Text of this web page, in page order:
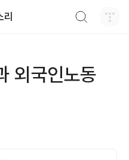
리
외국인노동